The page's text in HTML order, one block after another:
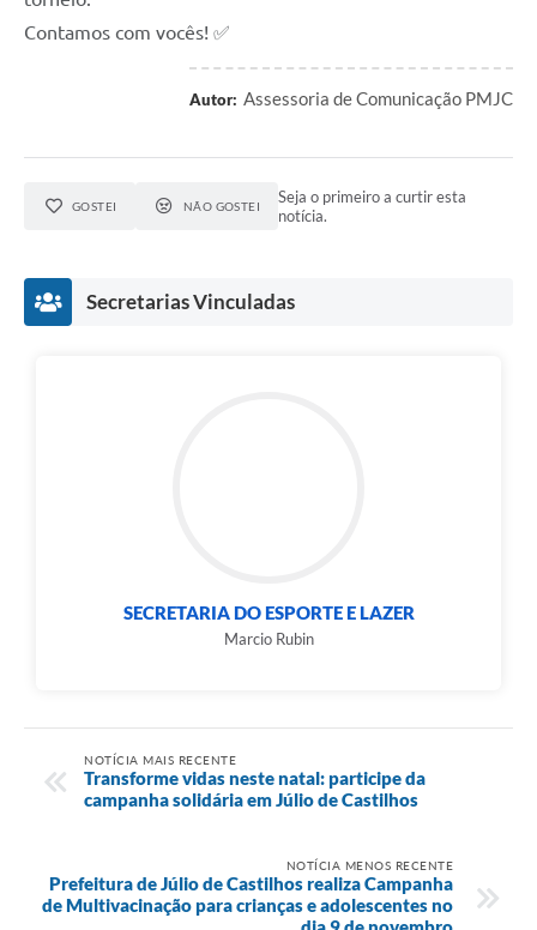
Secretarias
Contamos com vocês! ✅
Autor: Assessoria de Comunicação PMJC
GOSTEI NÃO GOSTEI
Seja o primeiro a curtir esta
notícia.
Secretarias Vinculadas
SECRETARIA DO ESPORTE E LAZER
Marcio Rubin
NOTÍCIA MAIS RECENTE
Transforme vidas neste natal: participe da
campanha solidária em Júlio de Castilhos
NOTÍCIA MENOS RECENTE
Prefeitura de Júlio de Castilhos realiza Campanha
de Multivacinação para crianças e adolescentes no